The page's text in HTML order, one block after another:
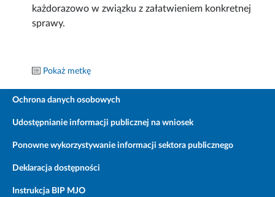
każdorazowo w związku z załatwieniem konkretnej
sprawy.
Pokaż metkę
Ochrona danych osobowych
Udostępnianie informacji publicznej na wniosek
Ponowne wykorzystywanie informacji sektora publicznego
Deklaracja dostępności
Instrukcja BIP MJO